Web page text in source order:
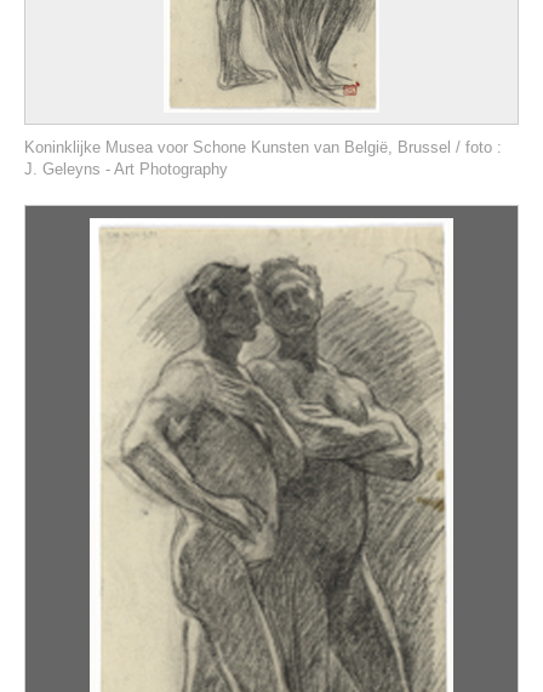
Koninklijke Musea voor Schone Kunsten van België, Brussel / foto :
J. Geleyns - Art Photography